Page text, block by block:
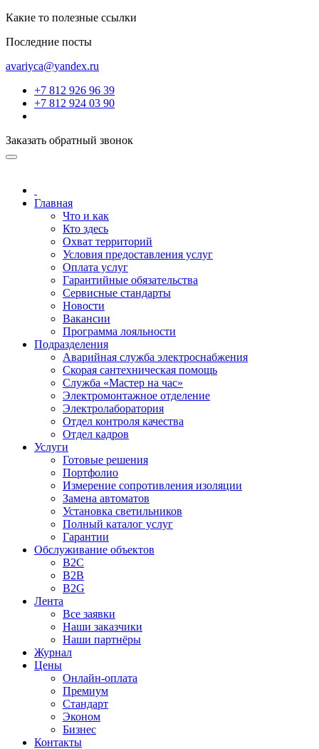
Какие то полезные ссылки
Последние посты
avariyca@yandex.ru
+7 812 926 96 39
+7 812 924 03 90
Заказать обратный звонок
Главная
Что и как
Кто здесь
Охват территорий
Условия предоставления услуг
Оплата услуг
Гарантийные обязательства
Сервисные стандарты
Новости
Вакансии
Программа лояльности
Подразделения
Аварийная служба электроснабжения
Скорая сантехническая помощь
Служба «Мастер на час»
Электромонтажное отделение
Электролаборатория
Отдел контроля качества
Отдел кадров
Услуги
Готовые решения
Портфолио
Измерение сопротивления изоляции
Замена автоматов
Установка светильников
Полный каталог услуг
Гарантии
Обслуживание объектов
B2C
B2B
B2G
Лента
Все заявки
Наши заказчики
Наши партнёры
Журнал
Цены
Онлайн-оплата
Премиум
Стандарт
Эконом
Бизнес
Контакты